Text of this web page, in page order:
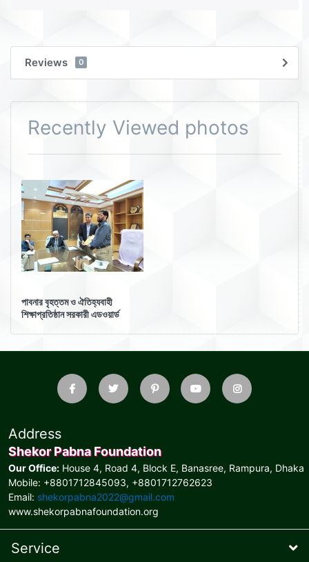
Reviews 0
Recently Viewed photos
পাবনার বৃহত্তম ও ঐতিহ্যবাহী
শিক্ষাপ্রতিষ্ঠান সরকারী এডওয়ার্ড
Address
Shekor Pabna Foundation
Our Office: House 4, Road 4, Block E, Banasree, Rampura, Dhaka
Mobile: +8801712845093, +8801712762623
Email: shekorpabna2022@gmail.com
www.shekorpabnafoundation.org
Service